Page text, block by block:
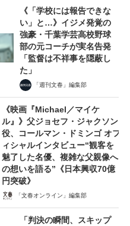
《「学校には報告できな
い」と…》イジメ発覚の
強豪・千葉学芸高校野球
部の元コーチが実名告発
「監督は不祥事を隠蔽し
た」
「週刊文春」編集部
《映画『Michael／マイケ
ル』》父ジョセフ・ジャクソン
役、コールマン・ドミンゴ オフ
ィシャルインタビュー“観客を
魅了した名優、複雑な父親像へ
の想いを語る”《日本興収70億
円突破》
「文春オンライン」編集部
「判決の瞬間、スキップ